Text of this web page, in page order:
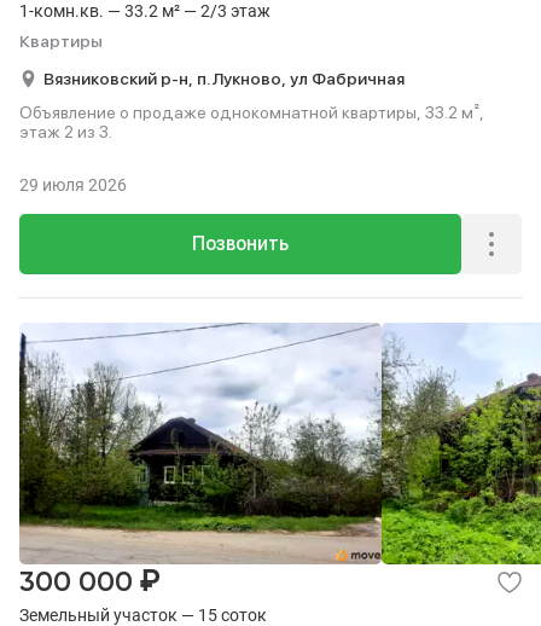
1-комн.кв. — 33.2 м² — 2/3 этаж
Квартиры
Вязниковский р-н, п. Лукново, ул Фабричная
Объявление о продаже однокомнатной квартиры, 33.2 м²,
этаж 2 из 3.
Позвонить
29 июля 2026
Земельный участок — 15 соток
300 000 ₽